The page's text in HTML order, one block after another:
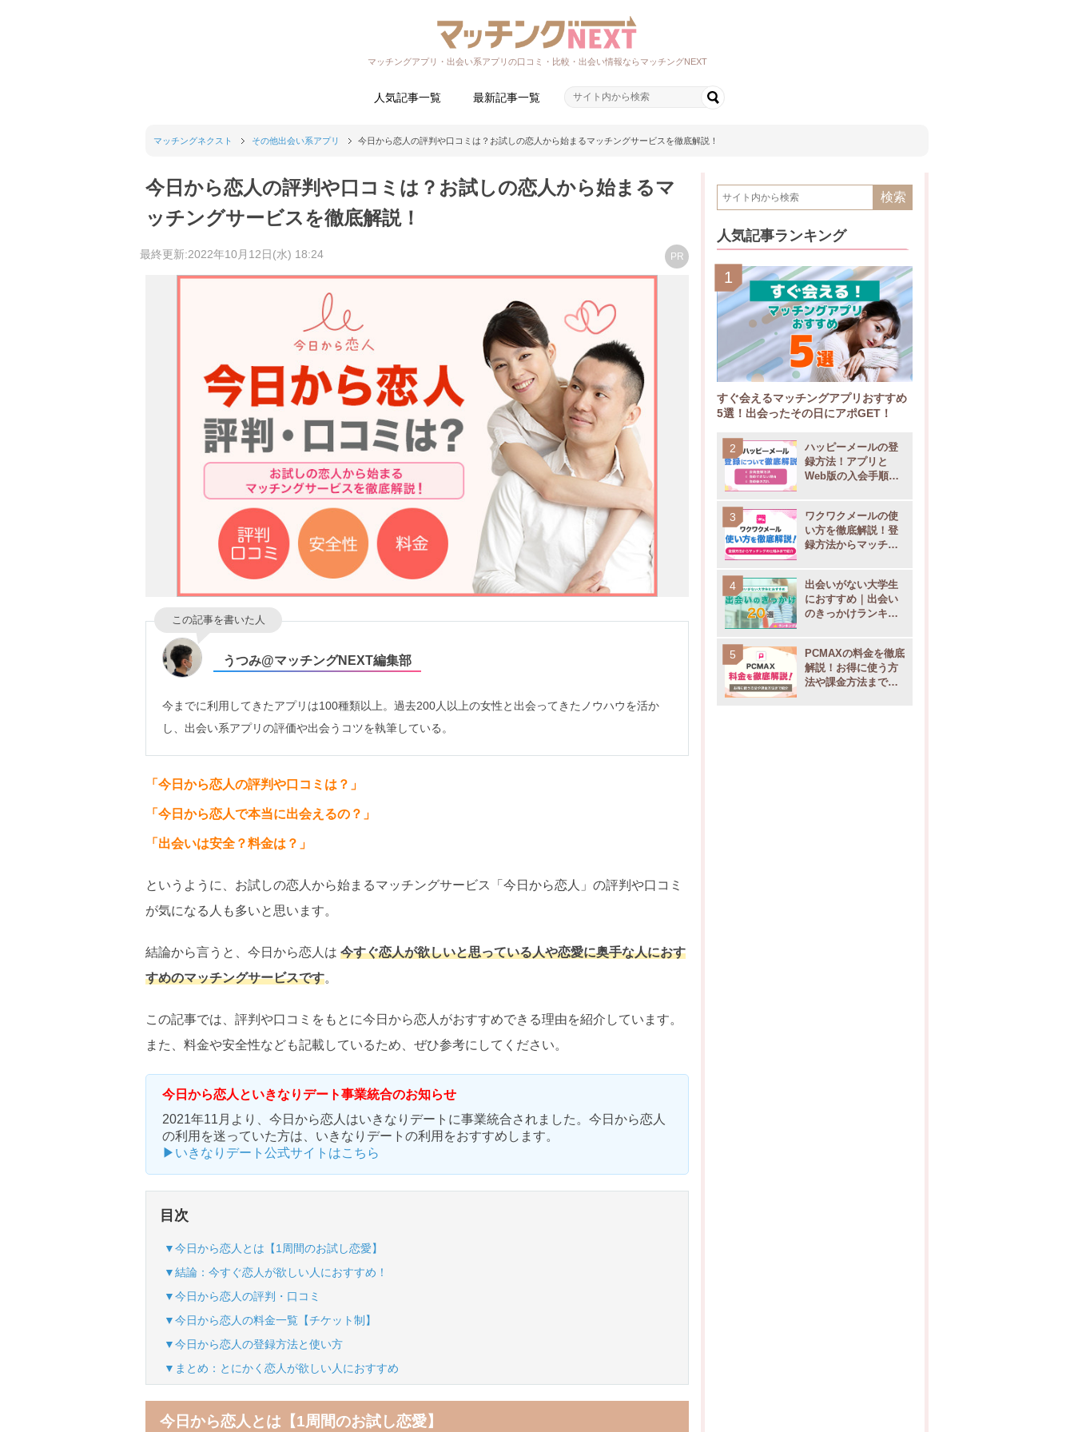
マッチングアプリ・出会い系アプリの口コミ・比較・出会い情報ならマッチングNEXT
人気記事一覧 最新記事一覧
マッチングネクスト その他出会い系アプリ 今日から恋人の評判や口コミは？お試しの恋人から始まるマッチングサービスを徹底解説！
今日から恋人の評判や口コミは？お試しの恋人から始まるマ
ッチングサービスを徹底解説！
最終更新:2022年10月12日(水) 18:24 PR
この記事を書いた人
うつみ@マッチングNEXT編集部
今までに利用してきたアプリは100種類以上。過去200人以上の女性と出会ってきたノウハウを活か
し、出会い系アプリの評価や出会うコツを執筆している。
「今日から恋人の評判や口コミは？ 」
「今日から恋人で本当に出会えるの？」
「出会いは安全？料金は？」
というように、お試しの恋人から始まるマッチングサービス「今日から恋人」の評判や口コミ
が気になる人も多いと思います。
結論から言うと、今日から恋人は 今すぐ恋人が欲しいと思っている人や恋愛に奥手な人におす
すめのマッチングサービスです。
この記事では、評判や口コミをもとに今日から恋人がおすすめできる理由を紹介しています。
また、料金や安全性なども記載しているため、ぜひ参考にしてください。
今日から恋人といきなりデート事業統合のお知らせ
2021年11月より、今日から恋人はいきなりデートに事業統合されました。今日から恋人
の利用を迷っていた方は、いきなりデートの利用をおすすめします。
▶いきなりデート公式サイトはこちら
目次
▼今日から恋人とは【1周間のお試し恋愛】
▼結論：今すぐ恋人が欲しい人におすすめ！
▼今日から恋人の評判・口コミ
▼今日から恋人の料金一覧【チケット制】
▼今日から恋人の登録方法と使い方
▼まとめ：とにかく恋人が欲しい人におすすめ
今日から恋人とは【1周間のお試し恋愛】
人気記事ランキング
すぐ会えるマッチングアプリおすすめ
5選！出会ったその日にアポGET！
ハッピーメールの登
録方法！アプリと
Web版の入会手順や
ワクワクメールの使
い方を徹底解説！登
録方法からマッチン
出会いがない大学生
におすすめ｜出会い
のきっかけランキン
PCMAXの料金を徹底
解説！お得に使う方
法や課金方法まで紹